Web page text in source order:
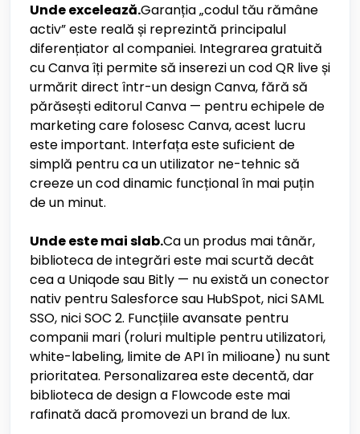
Unde excelează.Garanția „codul tău rămâne
activ” este reală și reprezintă principalul
diferențiator al companiei. Integrarea gratuită
cu Canva îți permite să inserezi un cod QR live și
urmărit direct într-un design Canva, fără să
părăsești editorul Canva — pentru echipele de
marketing care folosesc Canva, acest lucru
este important. Interfața este suficient de
simplă pentru ca un utilizator ne-tehnic să
creeze un cod dinamic funcțional în mai puțin
de un minut.
Unde este mai slab.Ca un produs mai tânăr,
biblioteca de integrări este mai scurtă decât
cea a Uniqode sau Bitly — nu există un conector
nativ pentru Salesforce sau HubSpot, nici SAML
SSO, nici SOC 2. Funcțiile avansate pentru
companii mari (roluri multiple pentru utilizatori,
white-labeling, limite de API în milioane) nu sunt
prioritatea. Personalizarea este decentă, dar
biblioteca de design a Flowcode este mai
rafinată dacă promovezi un brand de lux.